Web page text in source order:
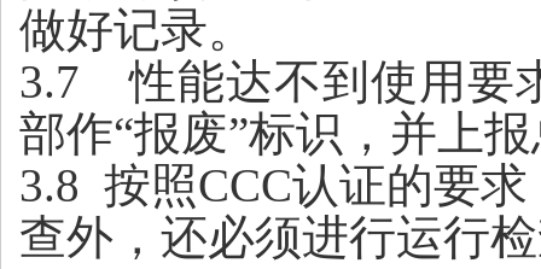
做好记录。
3.7 性能达不到使用要
部作“报废”标识，并上
3.8 按照CCC认证的要
查外，还必须进行运行